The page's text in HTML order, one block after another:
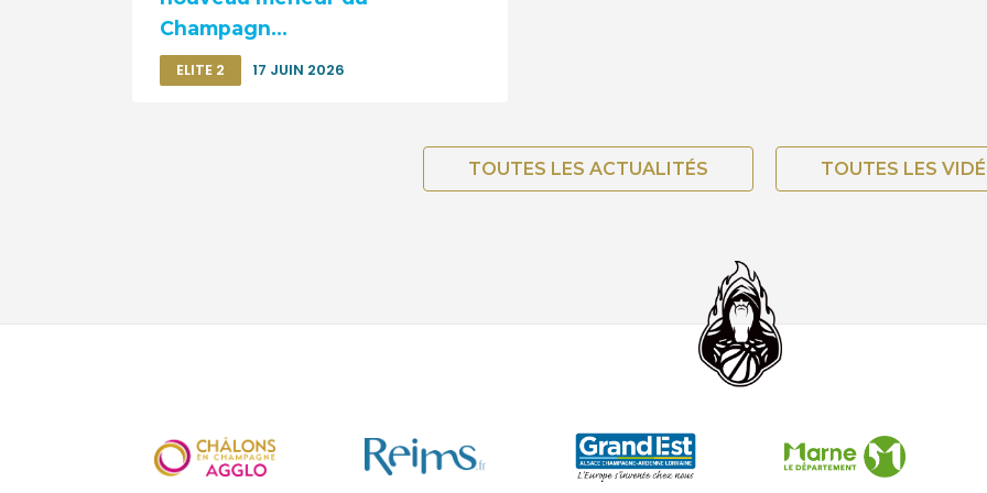
Champagn...
ELITE 2 17 JUIN 2026
TOUTES LES ACTUALITÉS TOUTES LES